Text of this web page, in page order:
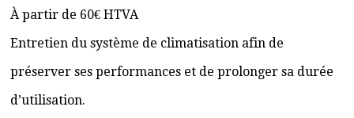
À partir de 60€ HTVA
Entretien du système de climatisation afin de
préserver ses performances et de prolonger sa durée
d’utilisation.